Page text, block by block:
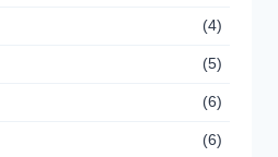
(4)
(5)
(6)
(6)